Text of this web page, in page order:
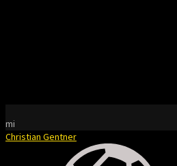
mi
Christian Gentner